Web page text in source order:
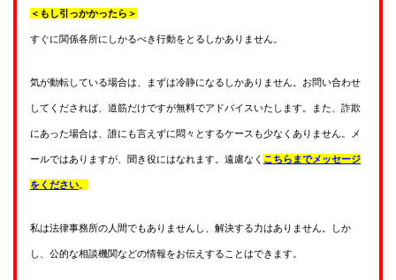
＜もし引っかかったら＞
すぐに関係各所にしかるべき行動をとるしかありません。
気が動転している場合は、まずは冷静になるしかありません。お問い合わせ
してくだされば、道筋だけですが無料でアドバイスいたします。また、詐欺
にあった場合は、誰にも言えずに悶々とするケースも少なくありません。メ
ールではありますが、聞き役にはなれます。遠慮なく こちらまでメッセージ
をください。
私は法律事務所の人間でもありませんし、解決する力はありません。しか
し、公的な相談機関などの情報をお伝えすることはできます。